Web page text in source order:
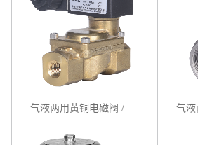
气液两用黄铜电磁阀 / ZCT系列